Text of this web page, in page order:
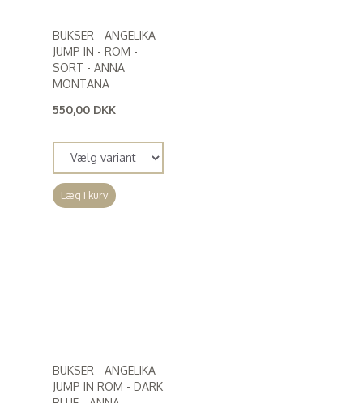
BUKSER - ANGELIKA
JUMP IN - ROM -
SORT - ANNA
MONTANA
550,00 DKK
Læg i kurv
BUKSER - ANGELIKA
JUMP IN ROM - DARK